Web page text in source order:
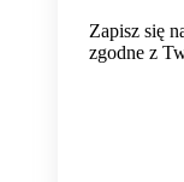
Zapisz się
zgodne z